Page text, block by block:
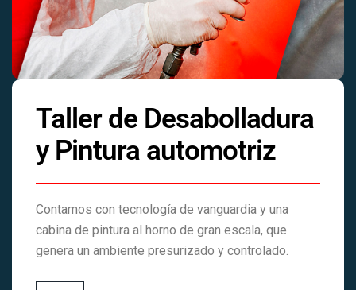
Taller de Desabolladura
y Pintura automotriz
Contamos con tecnología de vanguardia y una
cabina de pintura al horno de gran escala, que
genera un ambiente presurizado y controlado.